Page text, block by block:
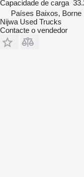
Capacidade de carga
Países Baixos, Borne
Nijwa Used Trucks
Contacte o vendedor